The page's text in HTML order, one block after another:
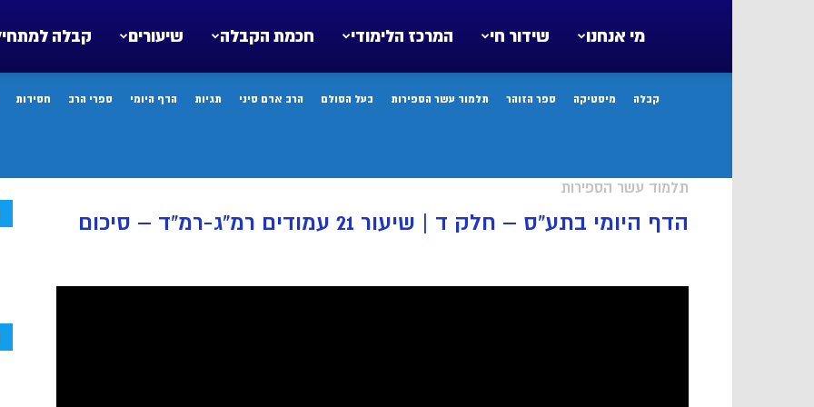
קבלה שיעורים חכמת הקבלה המרכז הלימודי שידור חי מי אנחנו
קבלה מיסטיקה ספר הזוהר תלמוד עשר הספירות בעל הסולם הרב אדם סיני תגיות הדף היומי ספרי הרב חסידות
תלמוד עשר הספירות
הדף היומי בתע”ס – חלק ד | שיעור 21 עמודים רמ”ג-רמ”ד – סיכום